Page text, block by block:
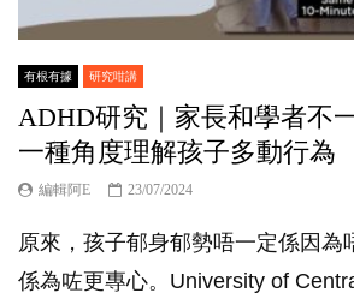
有根有據 研究咁講
ADHD研究｜家長和學者不
一種角度理解孩子多動行為
編輯阿E 23/07/2024
原來，孩子郁身郁勢唔一定係因為
係為咗更專心。University of